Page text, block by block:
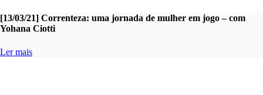
[13/03/21] Correnteza: uma jornada de mulher em jogo – com
Yohana Ciotti
Ler mais